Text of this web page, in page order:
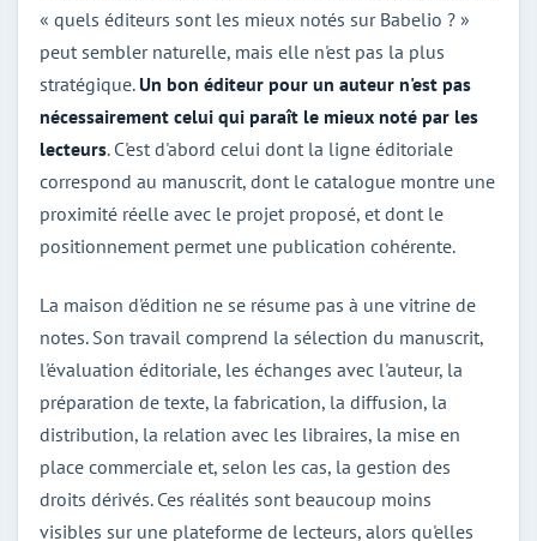
« quels éditeurs sont les mieux notés sur Babelio ? »
peut sembler naturelle, mais elle n'est pas la plus
stratégique. Un bon éditeur pour un auteur n'est pas
nécessairement celui qui paraît le mieux noté par les
lecteurs. C'est d'abord celui dont la ligne éditoriale
correspond au manuscrit, dont le catalogue montre une
proximité réelle avec le projet proposé, et dont le
positionnement permet une publication cohérente.
La maison d'édition ne se résume pas à une vitrine de
notes. Son travail comprend la sélection du manuscrit,
l'évaluation éditoriale, les échanges avec l'auteur, la
préparation de texte, la fabrication, la diffusion, la
distribution, la relation avec les libraires, la mise en
place commerciale et, selon les cas, la gestion des
droits dérivés. Ces réalités sont beaucoup moins
visibles sur une plateforme de lecteurs, alors qu'elles